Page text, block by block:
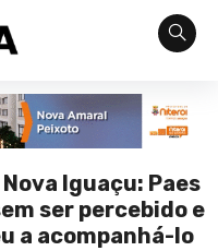
Iguaçu: Paes
ser percebido e
a acompanhá-lo